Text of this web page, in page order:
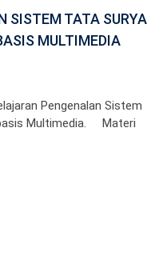
SISTEM TATA SURYA
MULTIMEDIA
Pengenalan Sistem
Multimedia. Materi